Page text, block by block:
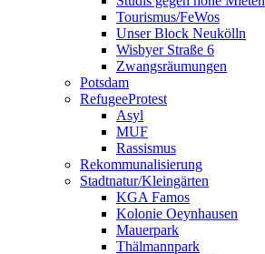
Tourismus/FeWos
Unser Block Neukölln
Wisbyer Straße 6
Zwangsräumungen
Potsdam
RefugeeProtest
Asyl
MUF
Rassismus
Rekommunalisierung
Stadtnatur/Kleingärten
KGA Famos
Kolonie Oeynhausen
Mauerpark
Thälmannpark